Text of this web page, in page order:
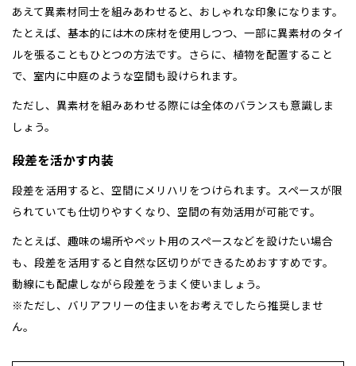
あえて異素材同士を組みあわせると、おしゃれな印象になります。
たとえば、基本的には木の床材を使用しつつ、一部に異素材のタイ
ルを張ることもひとつの方法です。さらに、植物を配置すること
で、室内に中庭のような空間も設けられます。
ただし、異素材を組みあわせる際には全体のバランスも意識しま
しょう。
段差を活かす内装
段差を活用すると、空間にメリハリをつけられます。スペースが限
られていても仕切りやすくなり、空間の有効活用が可能です。
たとえば、趣味の場所やペット用のスペースなどを設けたい場合
も、段差を活用すると自然な区切りができるためおすすめです。
動線にも配慮しながら段差をうまく使いましょう。
※ただし、バリアフリーの住まいをお考えでしたら推奨しませ
ん。